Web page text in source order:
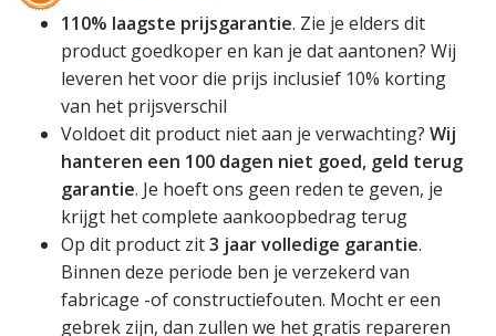
110% laagste prijsgarantie. Zie je elders dit
product goedkoper en kan je dat aantonen? Wij
leveren het voor die prijs inclusief 10% korting
van het prijsverschil
Voldoet dit product niet aan je verwachting? Wij
hanteren een 100 dagen niet goed, geld terug
garantie. Je hoeft ons geen reden te geven, je
krijgt het complete aankoopbedrag terug
Op dit product zit3 jaar volledige garantie.
Binnen deze periode ben je verzekerd van
fabricage -of constructiefouten. Mocht er een
gebrek zijn, dan zullen we het gratis repareren